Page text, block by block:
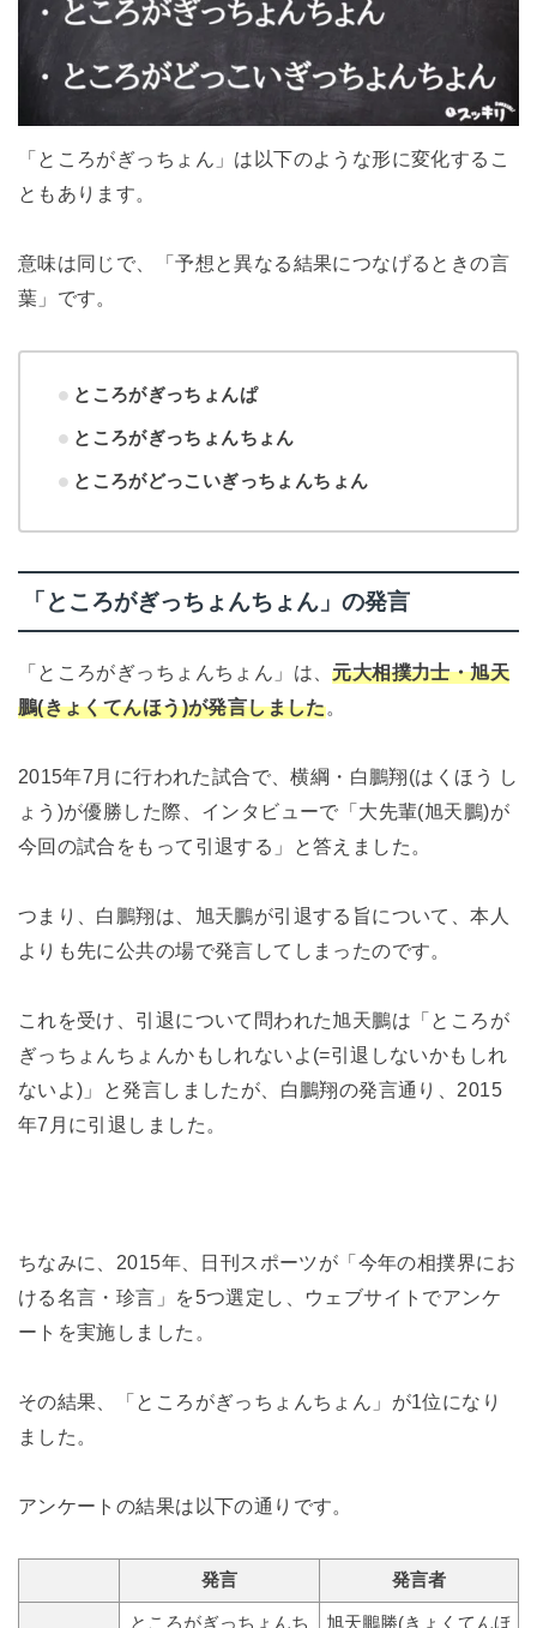
「ところがぎっちょん」は以下のような形に変化するこ
ともあります。
意味は同じで、「予想と異なる結果につなげるときの言
葉」です。
ところがぎっちょんぱ
ところがぎっちょんちょん
ところがどっこいぎっちょんちょん
「ところがぎっちょんちょん」の発言
「ところがぎっちょんちょん」は、元大相撲力士・旭天
鵬(きょくてんほう)が発言しました。
2015年7月に行われた試合で、横綱・白鵬翔(はくほう し
ょう)が優勝した際、インタビューで「大先輩(旭天鵬)が
今回の試合をもって引退する」と答えました。
つまり、白鵬翔は、旭天鵬が引退する旨について、本人
よりも先に公共の場で発言してしまったのです。
これを受け、引退について問われた旭天鵬は「ところが
ぎっちょんちょんかもしれないよ(=引退しないかもしれ
ないよ)」と発言しましたが、白鵬翔の発言通り、2015
年7月に引退しました。
ちなみに、2015年、日刊スポーツが「今年の相撲界にお
ける名言・珍言」を5つ選定し、ウェブサイトでアンケ
ートを実施しました。
その結果、「ところがぎっちょんちょん」が1位になり
ました。
アンケートの結果は以下の通りです。
発言 発言者
ところがぎっちょんち 旭天鵬勝(きょくてんほ